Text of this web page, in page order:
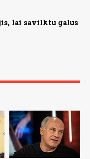
lai savilktu galus